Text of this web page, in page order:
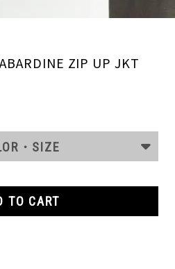
ZIP UP JKT
・SIZE
TO CART